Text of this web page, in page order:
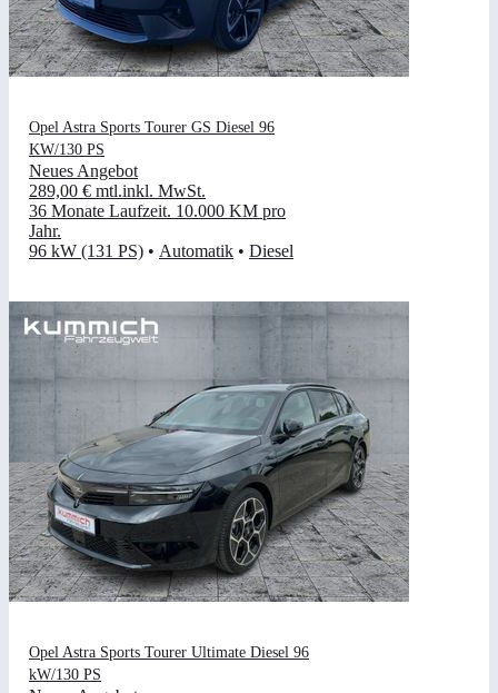
Opel Astra Sports Tourer GS Diesel 96
KW/130 PS
Neues Angebot
289,00 € mtl.inkl. MwSt.
36 Monate Laufzeit. 10.000 KM pro
Jahr.
96 kW (131 PS) • Automatik • Diesel
Opel Astra Sports Tourer Ultimate Diesel 96
kW/130 PS